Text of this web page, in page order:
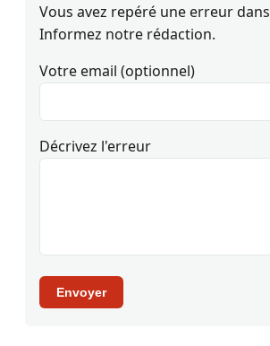
Vous avez repéré une erreur
Informez notre rédaction.
Votre email (optionnel)
Décrivez l'erreur
Envoyer